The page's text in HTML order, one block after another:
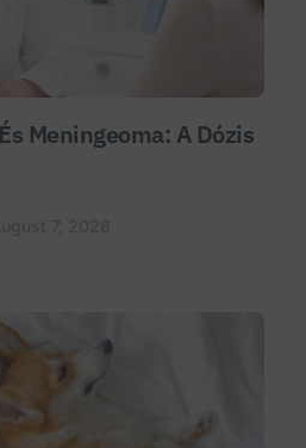
Meningeoma: A Dózis